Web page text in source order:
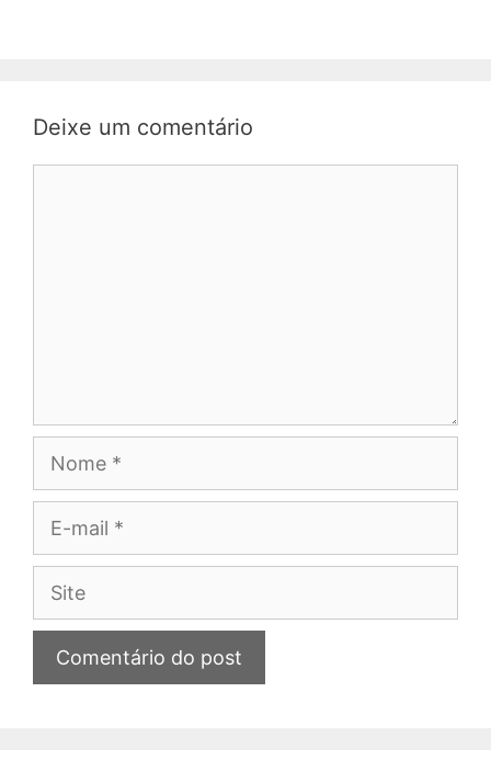
Deixe um comentário
Site